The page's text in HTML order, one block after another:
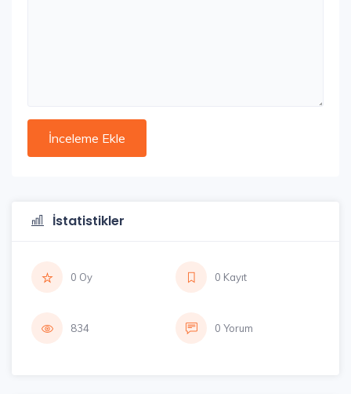
İstatistikler
0 Oy 0 Kayıt
834 0 Yorum